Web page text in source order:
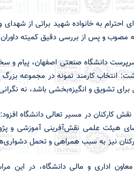
مصوب و پس از بررسی دقیق کمیته
دانشگاه صنعتی اصفهان، پیام و
انتخاب کارمند نمونه در مجموعه
تشویق و انگیزه‌بخشی باشد، نه
نقش کارکنان در مسیر تعالی دانشگاه
هیئت علمی نقش‌آفرینی آموزشی و
نیز به سبب همراهی و تحمل
اداری و مالی دانشگاه، در این